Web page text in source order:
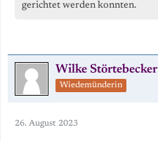
gerichtet werden konnten.
Wilke Störtebecker
Wiedemünderin
26. August 2023